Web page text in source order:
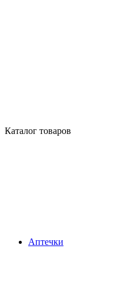
Каталог товаров
Аптечки